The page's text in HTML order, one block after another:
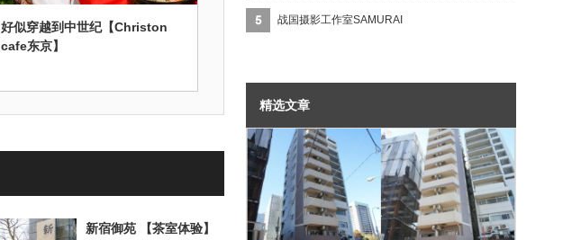
好似穿越到中世纪【Christon
cafe东京】
新宿御苑 【茶室体验】
战国摄影工作室SAMURAI
精选文章